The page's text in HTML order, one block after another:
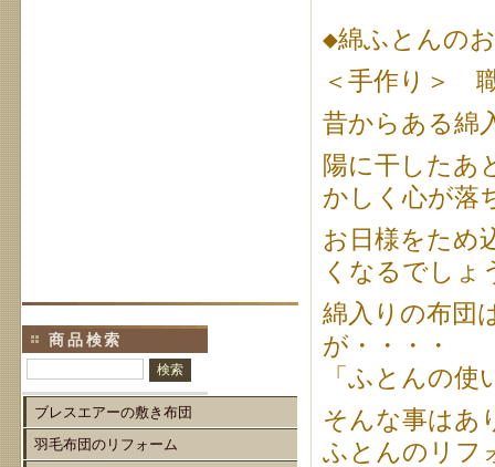
商品検索
ブレスエアーの敷き布団
羽毛布団のリフォーム
◆綿ふとん
＜手作り＞
昔からある綿
陽に干したあ
かしく心が落
お日様をため
くなるでしょ
綿入りの布団
が・・・・
「ふとんの
そんな事はあ
ふとんのリフ